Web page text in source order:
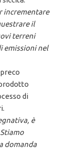
incrementare
il
terreni
emissioni nel
di
è
domanda